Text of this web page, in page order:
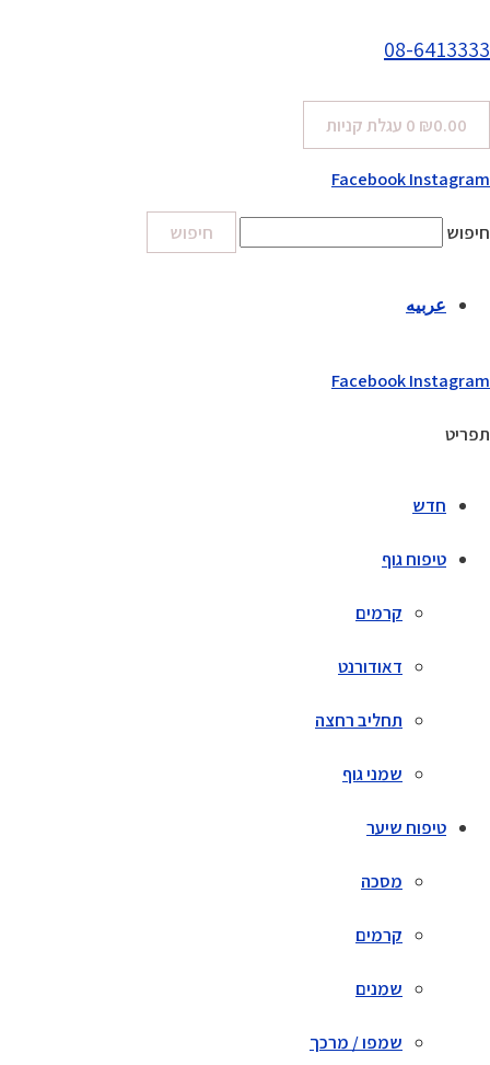
08-6413333
₪0.00
0 עגלת קניות
FacebookInstagram
חיפוש חיפוש
عربيه
FacebookInstagram
תפריט
חדש
טיפוח גוף
קרמים
דאודורנט
תחליב רחצה
שמני גוף
טיפוח שיער
מסכה
קרמים
שמנים
שמפו / מרכך